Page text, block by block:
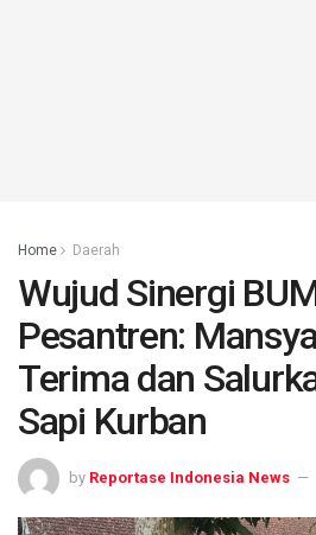
Home Daerah
Wujud Sinergi
Pesantren:
Terima dan
Sapi Kurban
by Reportase Indonesia News